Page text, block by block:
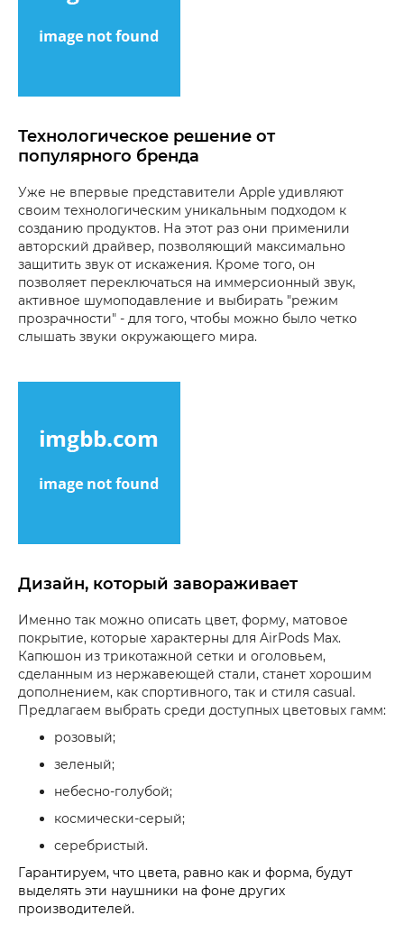
Технологическое решение от
популярного бренда
Уже не впервые представители Apple удивляют
своим технологическим уникальным подходом к
созданию продуктов. На этот раз они применили
авторский драйвер, позволяющий максимально
защитить звук от искажения. Кроме того, он
позволяет переключаться на иммерсионный звук,
активное шумоподавление и выбирать "режим
прозрачности" - для того, чтобы можно было четко
слышать звуки окружающего мира.
Дизайн, который завораживает
Именно так можно описать цвет, форму, матовое
покрытие, которые характерны для AirPods Max.
Капюшон из трикотажной сетки и оголовьем,
сделанным из нержавеющей стали, станет хорошим
дополнением, как спортивного, так и стиля casual.
Предлагаем выбрать среди доступных цветовых гамм:
розовый;
зеленый;
небесно-голубой;
космически-серый;
серебристый.
Гарантируем, что цвета, равно как и форма, будут
выделять эти наушники на фоне других
производителей.